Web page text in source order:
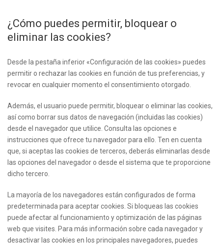
¿Cómo puedes permitir, bloquear o
eliminar las cookies?
Desde la pestaña inferior «Configuración de las cookies» puedes
permitir o rechazar las cookies en función de tus preferencias, y
revocar en cualquier momento el consentimiento otorgado.
Además, el usuario puede permitir, bloquear o eliminar las cookies,
así como borrar sus datos de navegación (incluidas las cookies)
desde el navegador que utilice. Consulta las opciones e
instrucciones que ofrece tu navegador para ello. Ten en cuenta
que, si aceptas las cookies de terceros, deberás eliminarlas desde
las opciones del navegador o desde el sistema que te proporcione
dicho tercero.
La mayoría de los navegadores están configurados de forma
predeterminada para aceptar cookies. Si bloqueas las cookies
puede afectar al funcionamiento y optimización de las páginas
web que visites. Para más información sobre cada navegador y
desactivar las cookies en los principales navegadores, puedes